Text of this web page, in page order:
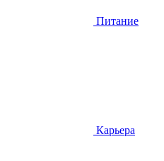
Питание
Карьера